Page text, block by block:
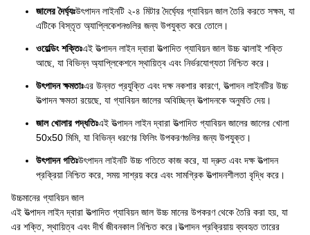
জালের দৈর্ঘ্যঃউৎপাদন লাইনটি ২-৪ মিটার দৈর্ঘ্যের গ্যাবিয়ন জাল তৈরি করতে সক্ষম, যা
এটিকে বিস্তৃত অ্যাপ্লিকেশনগুলির জন্য উপযুক্ত করে তোলে।
ওয়েল্ডিং শক্তিঃএই উত্পাদন লাইন দ্বারা উত্পাদিত গ্যাবিয়ন জাল উচ্চ ঝালাই শক্তি
আছে, যা বিভিন্ন অ্যাপ্লিকেশনে স্থায়িত্ব এবং নির্ভরযোগ্যতা নিশ্চিত করে।
উৎপাদন ক্ষমতাঃএর উন্নত প্রযুক্তি এবং দক্ষ নকশার কারণে, উত্পাদন লাইনটির উচ্চ
উত্পাদন ক্ষমতা রয়েছে, যা গ্যাবিয়ন জালের অবিচ্ছিন্ন উত্পাদনকে অনুমতি দেয়।
জাল খোলার পদ্ধতিঃএই উত্পাদন লাইন দ্বারা উত্পাদিত গ্যাবিয়ন জালের জালের খোলা
50x50 মিমি, যা বিভিন্ন ধরণের ফিলিং উপকরণগুলির জন্য উপযুক্ত।
উৎপাদন গতিঃউৎপাদন লাইনটি উচ্চ গতিতে কাজ করে, যা দ্রুত এবং দক্ষ উত্পাদন
প্রক্রিয়া নিশ্চিত করে, সময় সাশ্রয় করে এবং সামগ্রিক উত্পাদনশীলতা বৃদ্ধি করে।
উচ্চমানের গ্যাবিয়ন জাল
এই উত্পাদন লাইন দ্বারা উত্পাদিত গ্যাবিয়ন জাল উচ্চ মানের উপকরণ থেকে তৈরি করা হয়, যা
এর শক্তি, স্থায়িত্ব এবং দীর্ঘ জীবনকাল নিশ্চিত করে।উত্পাদন প্রক্রিয়ায় ব্যবহৃত তারের